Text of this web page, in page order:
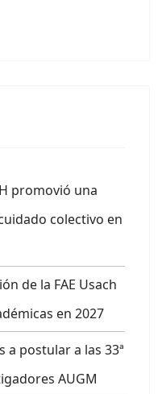
promovió una
colectivo en
de la FAE Usach
en 2027
a postular a las 33ª
AUGM